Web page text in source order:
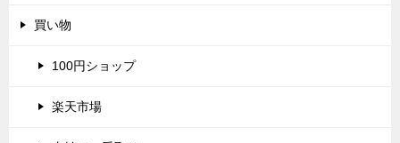
買い物
100円ショップ
楽天市場